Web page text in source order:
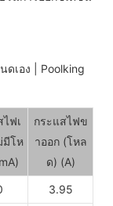
ฟเ
มีโห
กระแสไฟข
าออก (โหล
ด) (A)
3.95